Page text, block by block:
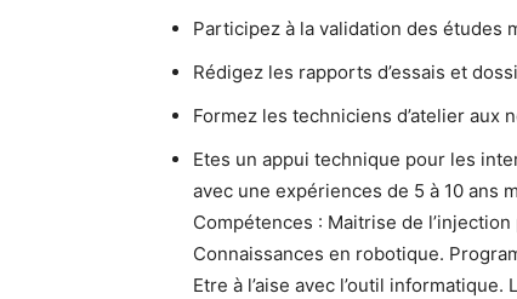
Participez à la validation des études
Rédigez les rapports d’essais et
Formez les techniciens d’atelier aux
Etes un appui technique pour les
avec une expériences de 5 à 10 ans
Compétences : Maitrise de
Connaissances en robotique.
Etre à l’aise avec l’outil